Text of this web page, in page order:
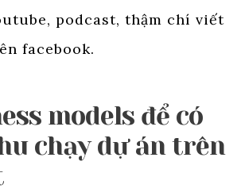
podcast, thậm chí viết
facebook.
models để có
chạy dự án trên